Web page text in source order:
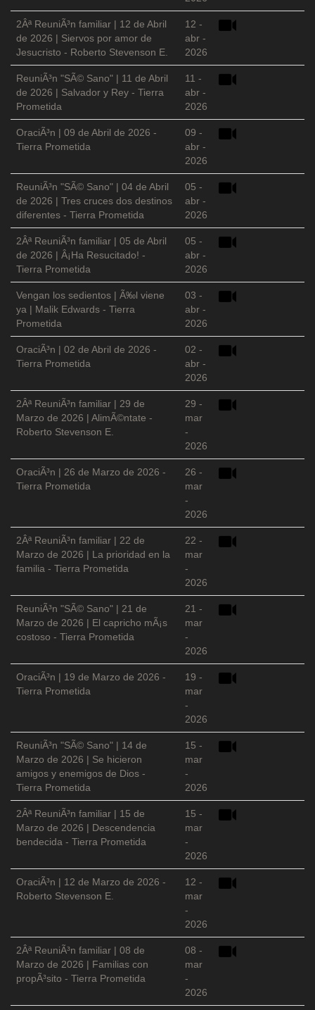
2Âª ReuniÃ³n familiar | 12 de Abril
de 2026 | Siervos por amor de
Jesucristo - Roberto Stevenson E.
12 -
abr -
2026
ReuniÃ³n "SÃ© Sano" | 11 de Abril
de 2026 | Salvador y Rey - Tierra
Prometida
11 -
abr -
2026
OraciÃ³n | 09 de Abril de 2026 -
Tierra Prometida
09 -
abr -
2026
ReuniÃ³n "SÃ© Sano" | 04 de Abril
de 2026 | Tres cruces dos destinos
diferentes - Tierra Prometida
05 -
abr -
2026
2Âª ReuniÃ³n familiar | 05 de Abril
de 2026 | Â¡Ha Resucitado! -
Tierra Prometida
05 -
abr -
2026
Vengan los sedientos | Ã‰l viene
ya | Malik Edwards - Tierra
Prometida
03 -
abr -
2026
OraciÃ³n | 02 de Abril de 2026 -
Tierra Prometida
02 -
abr -
2026
2Âª ReuniÃ³n familiar | 29 de
Marzo de 2026 | AlimÃ©ntate -
Roberto Stevenson E.
29 -
mar
-
2026
OraciÃ³n | 26 de Marzo de 2026 -
Tierra Prometida
26 -
mar
-
2026
2Âª ReuniÃ³n familiar | 22 de
Marzo de 2026 | La prioridad en la
familia - Tierra Prometida
22 -
mar
-
2026
ReuniÃ³n "SÃ© Sano" | 21 de
Marzo de 2026 | El capricho mÃ¡s
costoso - Tierra Prometida
21 -
mar
-
2026
OraciÃ³n | 19 de Marzo de 2026 -
Tierra Prometida
19 -
mar
-
2026
ReuniÃ³n "SÃ© Sano" | 14 de
Marzo de 2026 | Se hicieron
amigos y enemigos de Dios -
Tierra Prometida
15 -
mar
-
2026
2Âª ReuniÃ³n familiar | 15 de
Marzo de 2026 | Descendencia
bendecida - Tierra Prometida
15 -
mar
-
2026
OraciÃ³n | 12 de Marzo de 2026 -
Roberto Stevenson E.
12 -
mar
-
2026
2Âª ReuniÃ³n familiar | 08 de
Marzo de 2026 | Familias con
propÃ³sito - Tierra Prometida
08 -
mar
-
2026